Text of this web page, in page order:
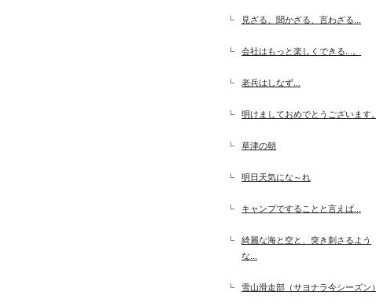
見ざる、聞かざる、言わざる...
会社はもっと楽しくできる...。
老兵はしなず...
明けましておめでとうございます。
草津の朝
明日天気にな～れ
キャンプですることと言えば...
綺麗な海と空と、突き刺さるよう
な...
雪山滑走部（サヨナラ今シーズン）